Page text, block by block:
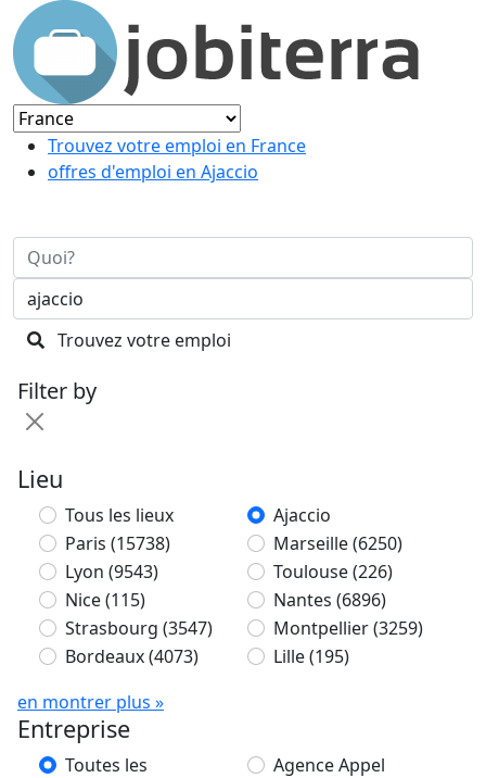
Trouvez votre emploi en France
offres d'emploi en Ajaccio
Trouvez votre emploi
Filter by
Lieu
Tous les lieux
Ajaccio
Paris (15738) Marseille(6250)
Lyon (9543) Toulouse(226)
Nice(115) Nantes (6896)
Strasbourg (3547) Montpellier(3259)
Bordeaux(4073) Lille(195)
en montrer plus »
Entreprise
Toutes les
Agence Appel